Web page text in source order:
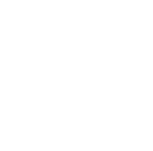
- DIY-Set